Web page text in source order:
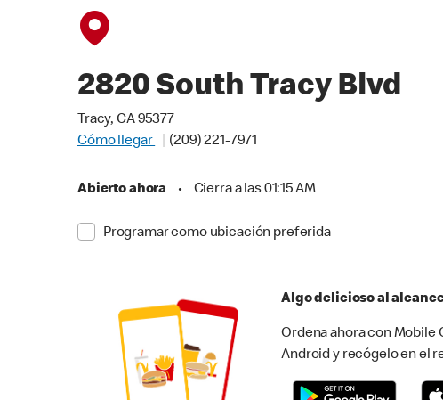
2820 South Tracy Blvd
Tracy, CA 95377
Cómo llegar
(209) 221-7971
Abierto ahora • Cierra a las 01:15 AM
Programar como ubicación preferida
Algo delicioso al
Ordena ahora con Mobile
Android y recógelo en el